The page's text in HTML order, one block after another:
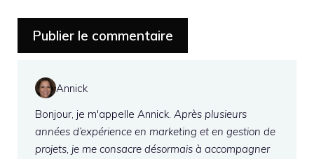
Annick
Bonjour, je m'appelle Annick. Après plusieurs
années d’expérience en marketing et en gestion de
projets, je me consacre désormais à accompagner